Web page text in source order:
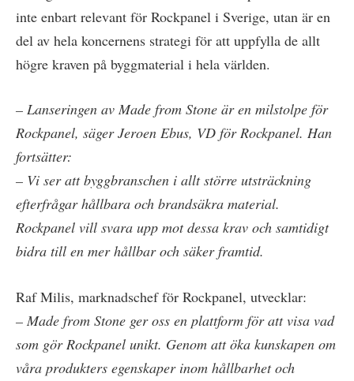
inte enbart relevant för Rockpanel i Sverige, utan är en
del av hela koncernens strategi för att uppfylla de allt
högre kraven på byggmaterial i hela världen.
– Lanseringen av Made from Stone är en milstolpe för
Rockpanel, säger Jeroen Ebus, VD för Rockpanel. Han
fortsätter:
– Vi ser att byggbranschen i allt större utsträckning
efterfrågar hållbara och brandsäkra material.
Rockpanel vill svara upp mot dessa krav och samtidigt
bidra till en mer hållbar och säker framtid.
Raf Milis, marknadschef för Rockpanel, utvecklar:
– Made from Stone ger oss en plattform för att visa vad
som gör Rockpanel unikt. Genom att öka kunskapen om
våra produkters egenskaper inom hållbarhet och